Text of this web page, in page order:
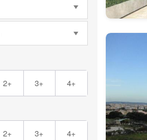
2+ 3+ 4+
2+ 3+ 4+